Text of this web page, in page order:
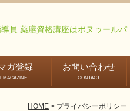
員 薬膳資格講座はボヌゥールパ
ガ登録
MAGAZINE
お問い合わせ
CONTACT
HOME プライバシーポリシー